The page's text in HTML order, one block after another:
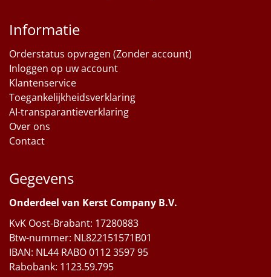
Informatie
Orderstatus opvragen (Zonder account)
Inloggen op uw account
Klantenservice
Toegankelijkheidsverklaring
AI-transparantieverklaring
Over ons
Contact
Gegevens
Onderdeel van Kerst Company B.V.
KvK Oost-Brabant: 17280883
Btw-nummer: NL822151571B01
IBAN: NL44 RABO 0112 3597 95
Rabobank: 1123.59.795